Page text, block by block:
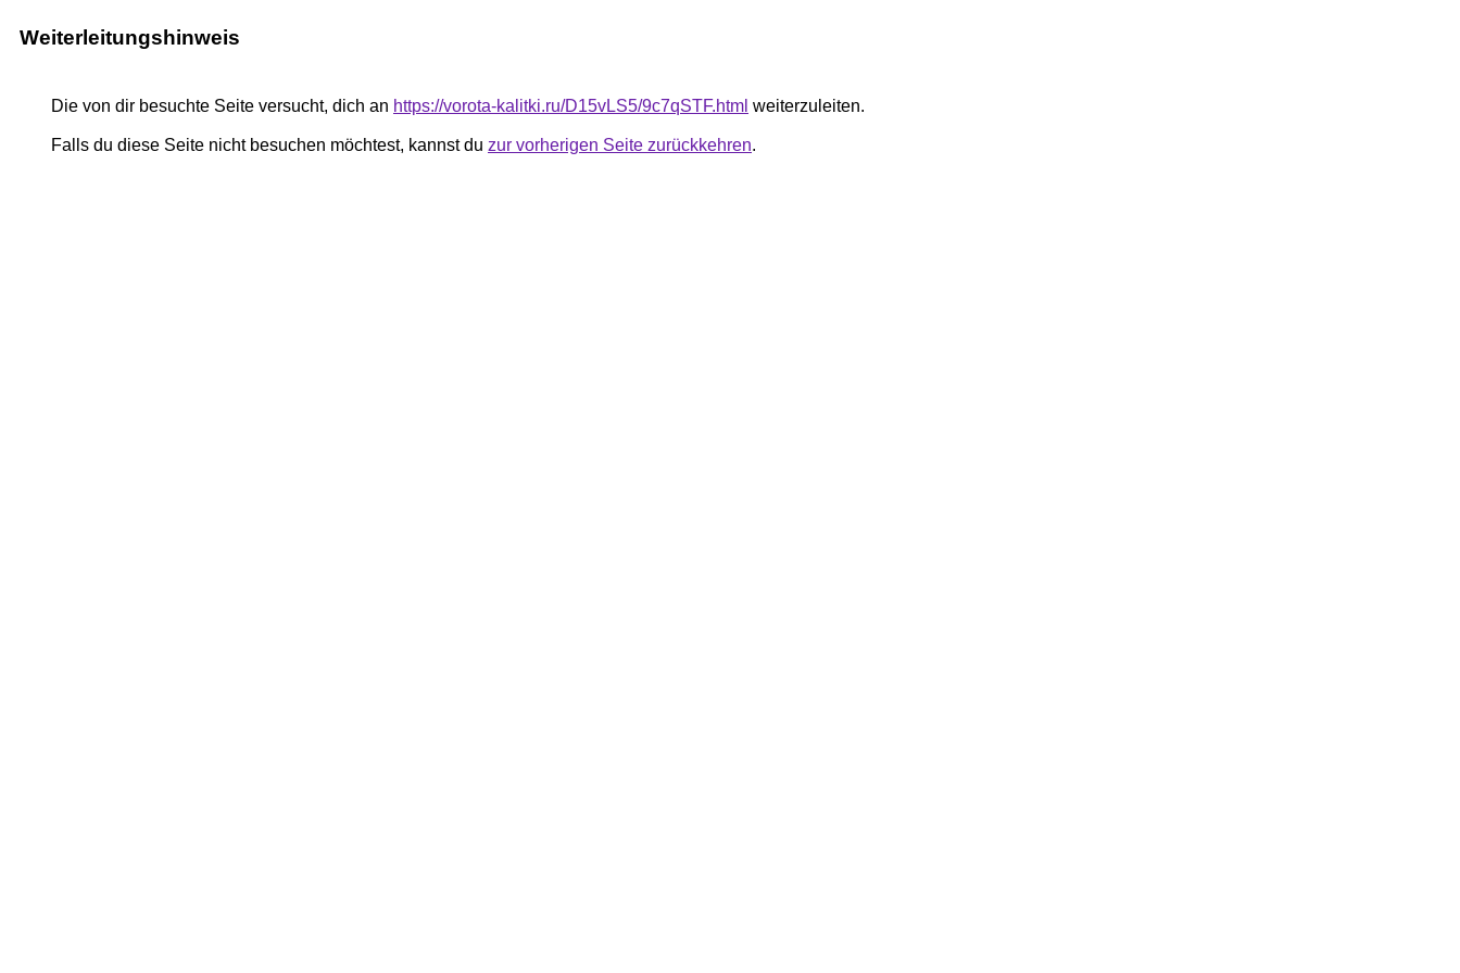
Weiterleitungshinweis
Die von dir besuchte Seite versucht, dich an https://vorota-kalitki.ru/D15vLS5/9c7qSTF.html weiterzuleiten.
Falls du diese Seite nicht besuchen möchtest, kannst du zur vorherigen Seite zurückkehren.